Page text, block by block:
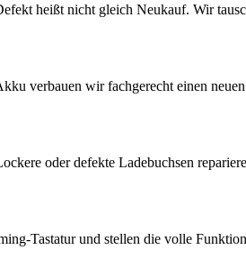
heißt nicht gleich Neukauf. Wir
verbauen wir fachgerecht einen
oder defekte Ladebuchsen
Tastatur und stellen die volle